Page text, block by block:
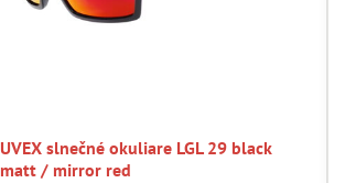
UVEX slnečné okuliare LGL 29 black
matt / mirror red